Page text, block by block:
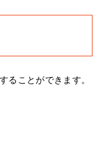
ることができます。